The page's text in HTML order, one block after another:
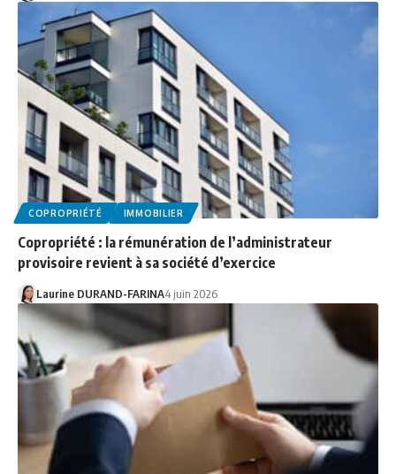
COPROPRIÉTÉ IMMOBILIER
Copropriété : la rémunération de l’administrateur
provisoire revient à sa société d’exercice
Laurine DURAND-FARINA4 juin 2026